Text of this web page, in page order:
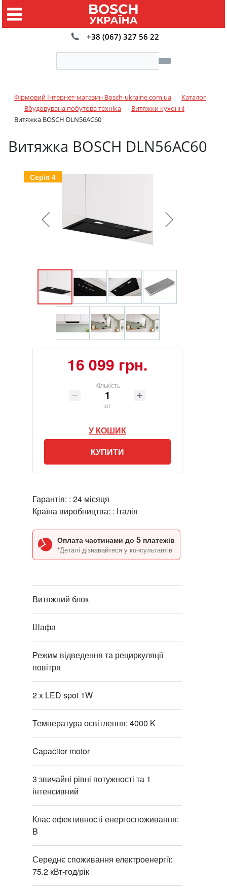
+38 (067) 327 56 22
Фірмовий Інтернет-магазин Bosch-ukraine.com.ua
Каталог
Вбудовувана побутова техніка
Витяжки кухонні
Витяжка BOSCH DLN56AC60
Витяжка BOSCH DLN56AC60
Серія 4
16 099 грн.
Кількість
шт
У КОШИК
КУПИТИ
Гарантія: : 24 місяця
Країна виробництва: : Італія
Оплата частинами до 5 платежів
*Деталі дізнавайтеся у консультантів
Витяжний блок
Шафа
Режим відведення та рециркуляції
повітря
2 x LED spot 1W
Температура освітлення: 4000 K
Capacitor motor
3 звичайні рівні потужності та 1
інтенсивний
Клас ефективності енергоспоживання:
B
Середнє споживання електроенергії:
75.2 кВт-год/рік